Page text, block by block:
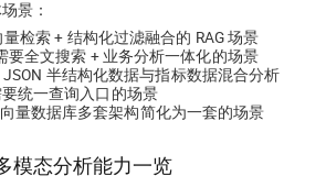
景：
检索 + 结构化过滤融合的 RAG 场景
要全文搜索 + 业务分析一体化的场景
半结构化数据与指标数据混合分析
统一查询入口的场景
向量数据库多套架构简化为一套的场景
模态分析能力一览